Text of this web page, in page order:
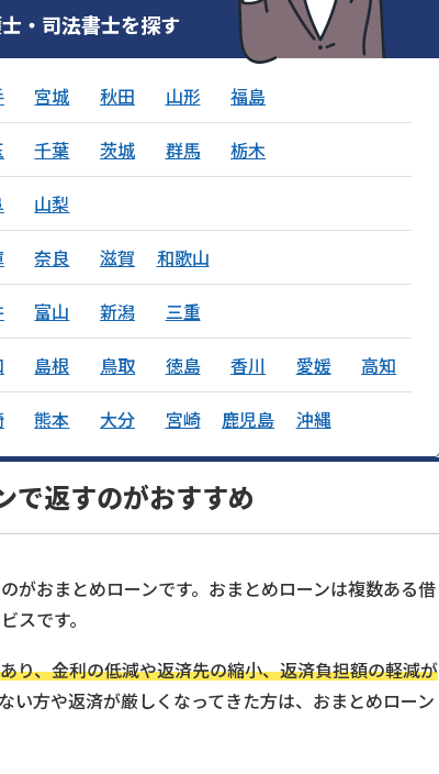
・司法書士を探す
宮城 秋田 山形 福島
千葉 茨城 群馬 栃木
山梨
奈良 滋賀 和歌山
富山 新潟 三重
島根 鳥取 徳島 香川 愛媛 高知
熊本 大分 宮崎 鹿児島 沖縄
で返すのがおすすめ
がおまとめローンです。おまとめローンは複数ある借
スです。
り、金利の低減や返済先の縮小、返済負担額の軽減が
い方や返済が厳しくなってきた方は、おまとめローン